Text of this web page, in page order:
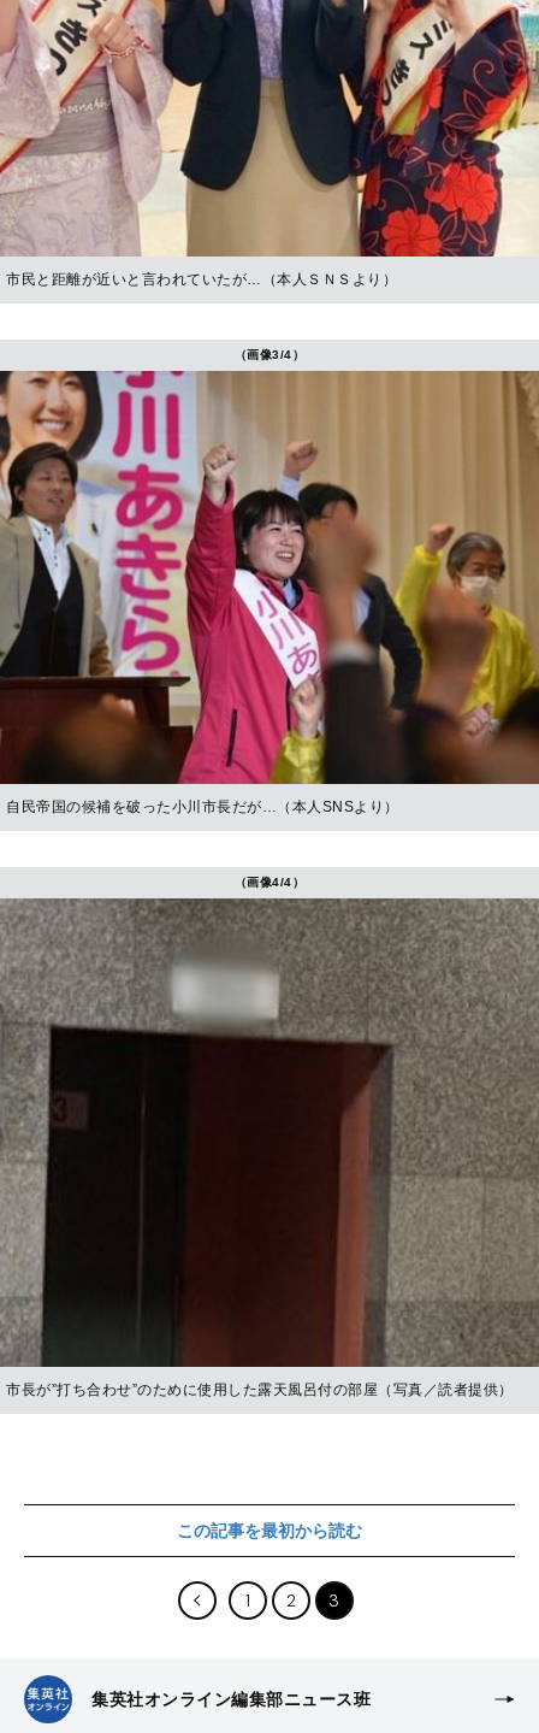
市民と距離が近いと言われていたが…（本人ＳＮＳより）
（画像3/4）
自民帝国の候補を破った小川市長だが…（本人SNSより）
（画像4/4）
市長が”打ち合わせ”のために使用した露天風呂付の部屋（写真／読者提供）
この記事を最初から読む
1 2 3
集英社オンライン編集部ニュース班